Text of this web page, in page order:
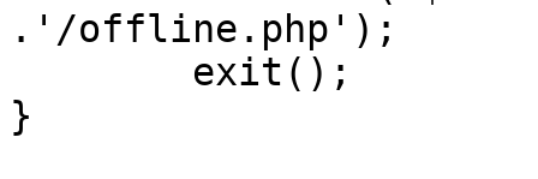
.'/offline.php');
}